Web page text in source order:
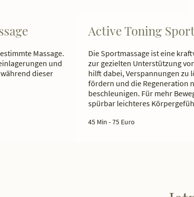
Massage.
und
dieser
Active Toning
Die Sportmassage ist eine
zur gezielten Unterstützung
hilft dabei, Verspannungen zu
fördern und die Regeneration
beschleunigen. Für mehr
spürbar leichteres
45 Min - 75 Euro